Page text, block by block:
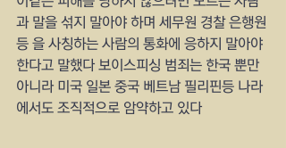
과 말을 섞지 말아야 하며 세무원 경찰 은행원
등 을 사칭하는 사람의 통화에 응하지 말아야
한다고 말했다 보이스피싱 범죄는 한국 뿐만
아니라 미국 일본 중국 베트남 필리핀등 나라
에서도 조직적으로 암약하고 있다